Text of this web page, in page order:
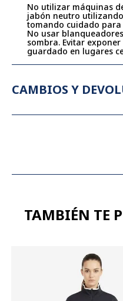
No utilizar máquinas
jabón neutro
tomando cuidado
No usar
sombra. Evitar
guardado en lugares
CAMBIOS Y
TAMBIÉN TE